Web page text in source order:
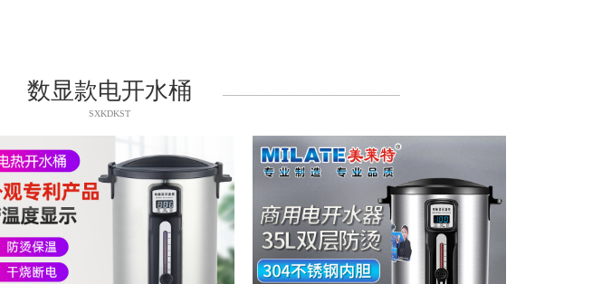
数显款电开水桶 ——————————————
SXKDKST